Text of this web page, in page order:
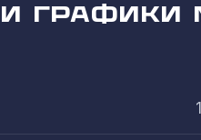
ГРАФИКИ